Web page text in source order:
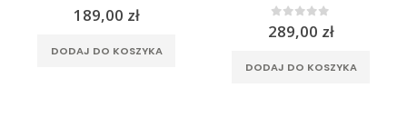
0out of 5
189,00 zł
DODAJ DO KOSZYKA
0out of 5
289,00 zł
DODAJ DO KOSZYKA